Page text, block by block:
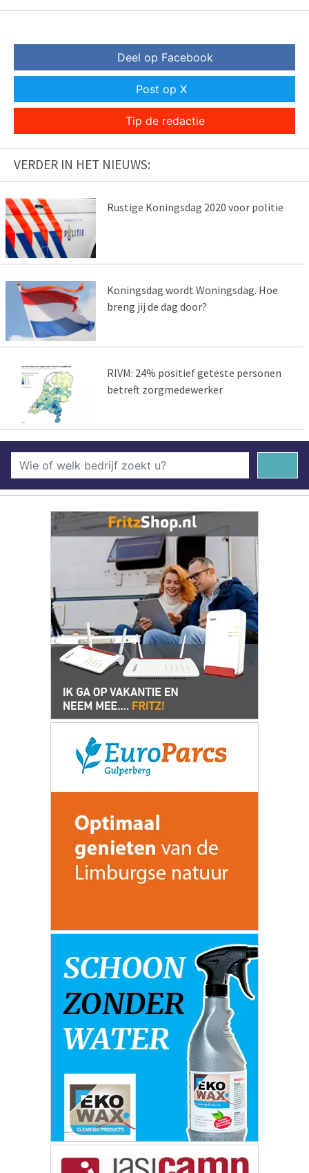
Deel op Facebook
Post op X
Tip de redactie
VERDER IN HET NIEUWS:
Rustige Koningsdag 2020 voor politie
Koningsdag wordt Woningsdag. Hoe
breng jij de dag door?
RIVM: 24% positief geteste personen
betreft zorgmedewerker